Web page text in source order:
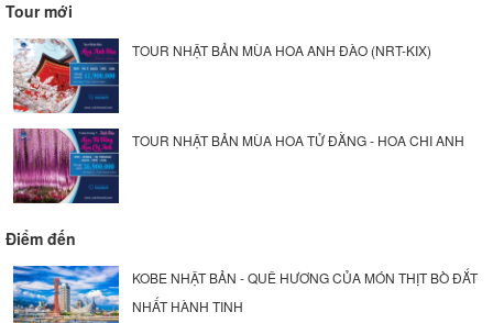
Tour mới
TOUR NHẬT BẢN MÙA HOA ANH ĐÀO (NRT-KIX)
TOUR NHẬT BẢN MÙA HOA TỬ ĐẰNG - HOA CHI ANH
Điểm đến
KOBE NHẬT BẢN - QUÊ HƯƠNG CỦA MÓN THỊT BÒ ĐẮT
NHẤT HÀNH TINH